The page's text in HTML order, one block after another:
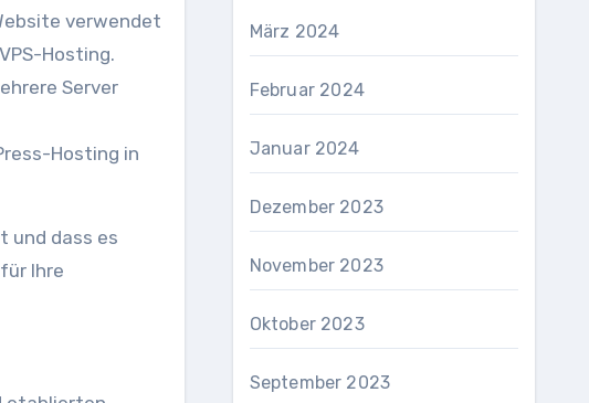
verwendet
Hosting.
Server
Hosting in
und dass es
Ihre
März 2024
Februar 2024
Januar 2024
Dezember 2023
November 2023
Oktober 2023
September 2023